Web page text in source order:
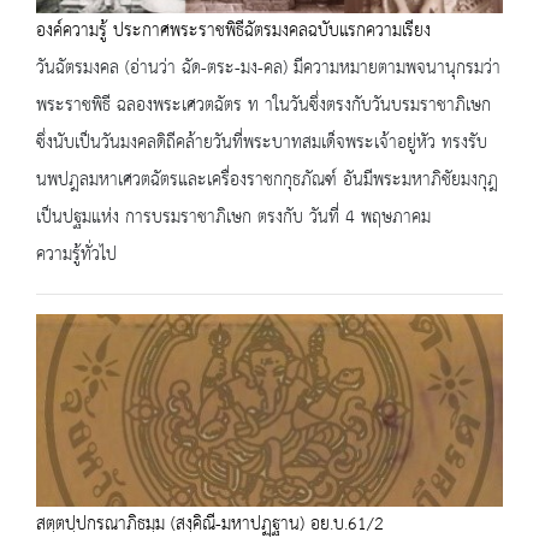
องค์ความรู้ ประกาศพระราชพิธีฉัตรมงคลฉบับแรกความเรียง
วันฉัตรมงคล (อ่านว่า ฉัด-ตระ-มง-คล) มีความหมายตามพจนานุกรมว่า
พระราชพิธี ฉลองพระเศวตฉัตร ท าในวันซึ่งตรงกับวันบรมราชาภิเษก
ซึ่งนับเป็นวันมงคลดิถีคล้ายวันที่พระบาทสมเด็จพระเจ้าอยู่หัว ทรงรับ
นพปฎลมหาเศวตฉัตรและเครื่องราชกกุธภัณฑ์ อันมีพระมหาภิชัยมงกุฎ
เป็นปฐมแห่ง การบรมราชาภิเษก ตรงกับ วันที่ 4 พฤษภาคม
ความรู้ทั่วไป
สตฺตปฺปกรณาภิธมฺม (สงฺคิณี-มหาปฏฺฐาน) อย.บ.61/2